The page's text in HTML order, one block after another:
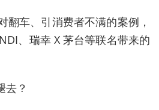
翻车、引消费者不满的案例，
、瑞幸 X 茅台等联名带来的
去？